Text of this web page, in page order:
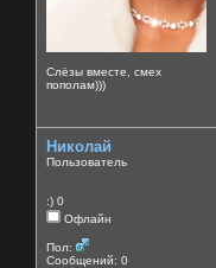
Слёзы вместе, смех
пополам)))
Николай
Пользователь
:) 0
Офлайн
Пол:
Сообщений: 0